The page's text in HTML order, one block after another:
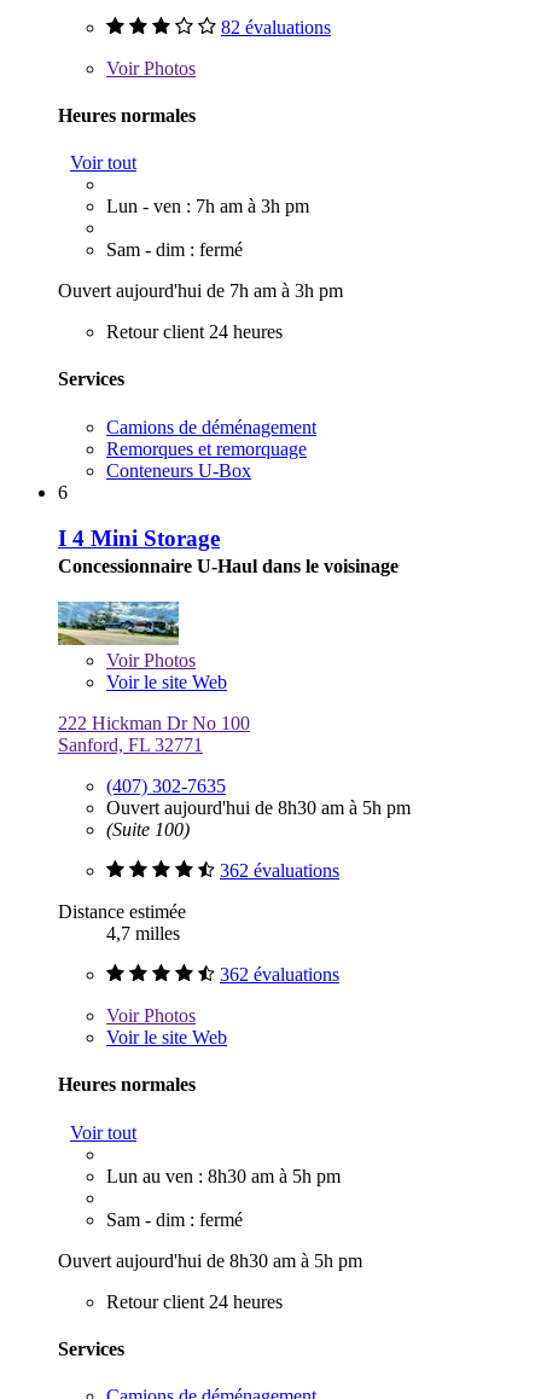
82 évaluations
VoirPhotos
Heures normales
Voir tout
Lun - ven : 7h am à 3h pm
Sam - dim : fermé
Ouvert aujourd'hui de 7h am à 3h pm
Retour client 24 heures
Services
Camions de déménagement
Remorques et remorquage
Conteneurs U-Box
6
I 4 Mini Storage
Concessionnaire U-Haul dans le voisinage
VoirPhotos
Voir le site Web
222 Hickman Dr No 100
Sanford, FL 32771
(407) 302-7635
Ouvert aujourd'hui de 8h30 am à 5h pm
(Suite 100)
362 évaluations
Distance estimée
4,7 milles
362 évaluations
VoirPhotos
Voir le site Web
Heures normales
Voir tout
Lun au ven : 8h30 am à 5h pm
Sam - dim : fermé
Ouvert aujourd'hui de 8h30 am à 5h pm
Retour client 24 heures
Services